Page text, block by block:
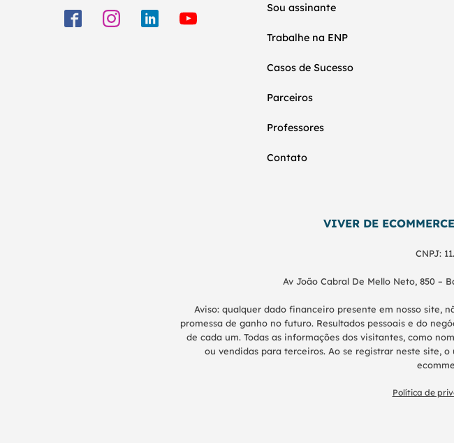
Sou assinante
Trabalhe na ENP
Casos de Sucesso
Parceiros
Professores
Contato
VIVER DE
CNPJ:
Av João Cabral De Mello Neto, 850 –
Aviso: qualquer dado financeiro presente em nosso site,
promessa de ganho no futuro. Resultados pessoais e do
de cada um. Todas as informações dos visitantes, como
ou vendidas para terceiros. Ao se registrar neste site,
Política de